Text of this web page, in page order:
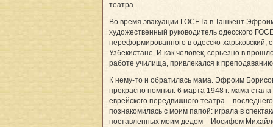
театра.
Во время эвакуации ГОСЕТа в Ташкент
художественный руководитель одесского
переформированного в одесско-харьковский,
Узбекистане. И как человек, серьезно в
работе училища, привлекался к
К нему-то и обратилась мама. Эфроим
прекрасно помнил. 6 марта 1948 г. мама стала
еврейского передвижного театра –
познакомилась с моим папой: играла в
поставленных моим дедом – Иосифом